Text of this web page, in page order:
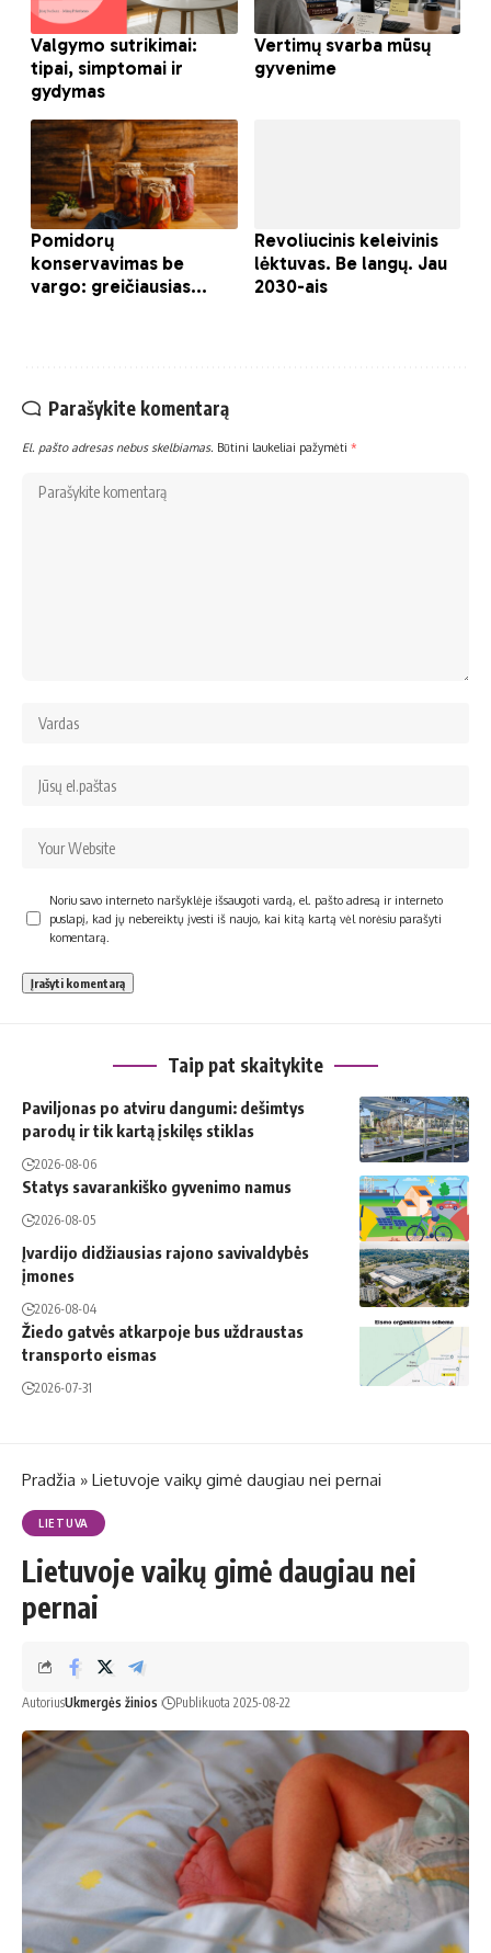
Parašykite komentarą
El. pašto adresas nebus skelbiamas. Būtini laukeliai pažymėti *
Noriu savo interneto naršyklėje išsaugoti vardą, el. pašto adresą ir interneto
puslapį, kad jų nebereiktų įvesti iš naujo, kai kitą kartą vėl norėsiu parašyti
komentarą.
Taip pat skaitykite
Paviljonas po atviru dangumi: dešimtys
parodų ir tik kartą įskilęs stiklas
2026-08-06
Statys savarankiško gyvenimo namus
2026-08-05
Įvardijo didžiausias rajono savivaldybės
įmones
2026-08-04
Žiedo gatvės atkarpoje bus uždraustas
transporto eismas
2026-07-31
Pradžia » Lietuvoje vaikų gimė daugiau nei pernai
LIETUVA
Lietuvoje vaikų gimė daugiau nei
pernai
AutoriusUkmergės žinios Publikuota 2025-08-22